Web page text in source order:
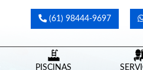
(61) 98444-9697
PISCINAS